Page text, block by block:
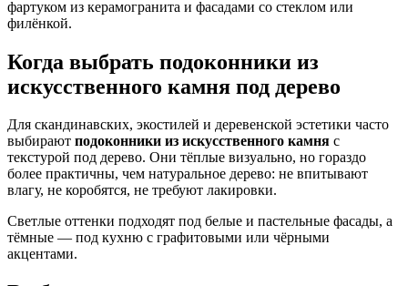
фартуком из керамогранита и фасадами со стеклом или
филёнкой.
Когда выбрать подоконники из
искусственного камня под дерево
Для скандинавских, экостилей и деревенской эстетики часто
выбирают подоконники из искусственного камня с
текстурой под дерево. Они тёплые визуально, но гораздо
более практичны, чем натуральное дерево: не впитывают
влагу, не коробятся, не требуют лакировки.
Светлые оттенки подходят под белые и пастельные фасады, а
тёмные — под кухню с графитовыми или чёрными
акцентами.